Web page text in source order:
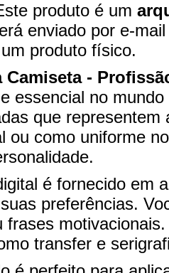
produto é um
enviado por e-
produto físico.
Camiseta -
essencial no
que
ou como uniforme
é fornecido em
preferências.
frases
transfer e